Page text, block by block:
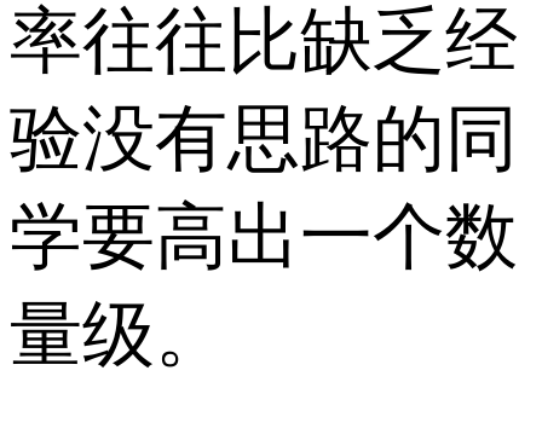
率往往比缺乏经
验没有思路的同
学要高出一个数
量级。